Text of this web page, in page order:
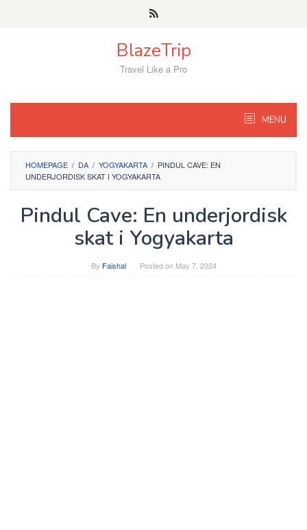
BlazeTrip
Travel Like a Pro
MENU
HOMEPAGE / DA / YOGYAKARTA / PINDUL CAVE: EN
UNDERJORDISK SKAT I YOGYAKARTA
Pindul Cave: En underjordisk
skat i Yogyakarta
By Faishal Posted on May 7, 2024